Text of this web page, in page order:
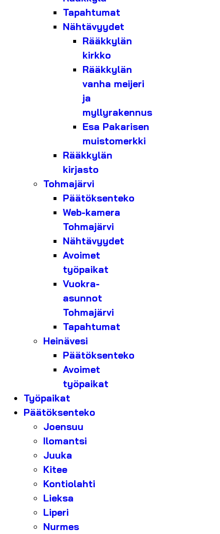
Tapahtumat
Nähtävyydet
Rääkkylän
kirkko
Rääkkylän
vanha meijeri
ja
myllyrakennus
Esa Pakarisen
muistomerkki
Rääkkylän
kirjasto
Tohmajärvi
Päätöksenteko
Web-kamera
Tohmajärvi
Nähtävyydet
Avoimet
työpaikat
Vuokra-
asunnot
Tohmajärvi
Tapahtumat
Heinävesi
Päätöksenteko
Avoimet
työpaikat
Työpaikat
Päätöksenteko
Joensuu
Ilomantsi
Juuka
Kitee
Kontiolahti
Lieksa
Liperi
Nurmes